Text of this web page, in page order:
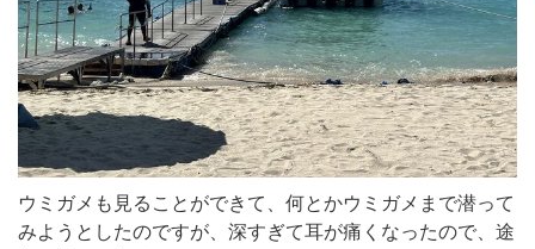
ウミガメも見ることができて、何とかウミガメまで潜って
みようとしたのですが、深すぎて耳が痛くなったので、途